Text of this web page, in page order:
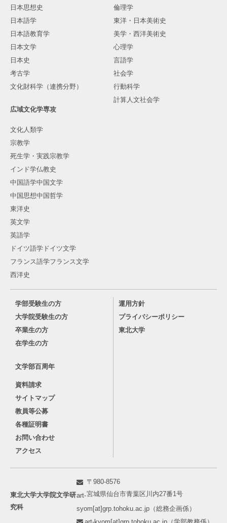
日本思想史
日本語学
日本語教育学
日本文学
日本史
考古学
文化財科学（連携分野）
倫理学
東洋・日本美術史
美学・西洋美術史
心理学
言語学
社会学
行動科学
計算人文社会学
広域文化学専攻
文化人類学
宗教学
死生学・実践宗教学
インド学仏教史
中国語学中国文学
中国思想中国哲学
東洋史
英文学
英語学
ドイツ語学ドイツ文学
フランス語学フランス文学
西洋史
学部受験生の方
大学院受験生の方
卒業生の方
在学生の方
文学部百周年
資料請求
サイトマップ
教員等公募
各種証明書
お問い合わせ
アクセス
運用方針
プライバシーポリシー
東北大学
東北大学大学院文学研
究科
〒980-8576
宮城県仙台市青葉区川内27番1号
art-
syom[at]grp.tohoku.ac.jp（総務企画係）